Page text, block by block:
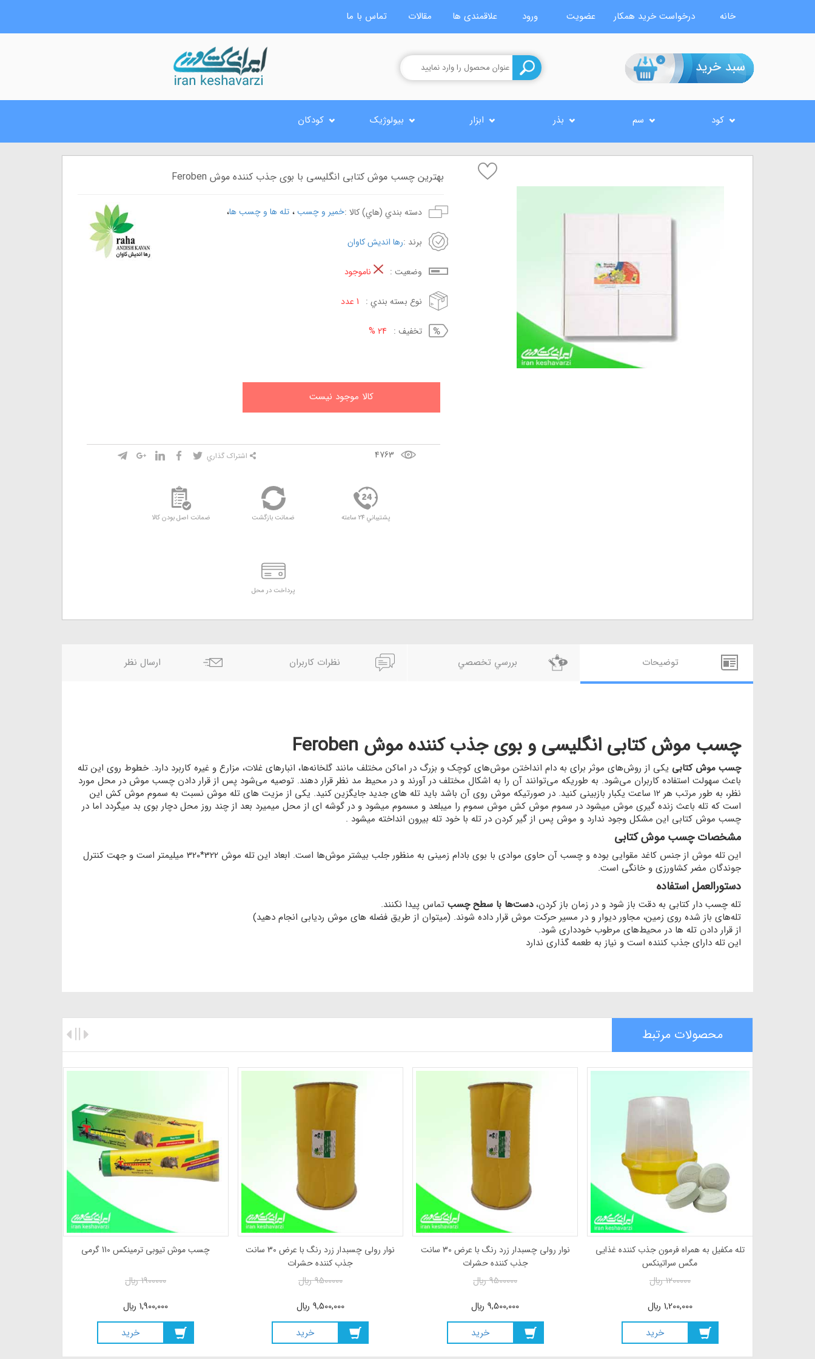
تماس با ما مقالات علاقمندی ها ورود عضویت درخواست خرید همکار خانه
0
کود سم بذر ابزار بیولوژیک کودکان
بهترین چسب موش کتابی انگلیسی با بوی جذب کننده موش Feroben
دسته بندي (هاي) کالا :خمیر و چسب، تله ها و چسب ها،
برند :رها اندیش کاوان
وضعيت : ناموجود
نوع بسته بندي : 1 عدد
تخفيف : 24 %
کالا موجود نيست
4763 اشتراک گذاري
پشتيباني 24 ساعته ضمانت بازگشت ضمانت اصل بودن کالا
پرداخت در محل
توضيحات بررسي تخصصي نظرات کاربران ارسال نظر
چسب موش کتابی انگلیسی و بوی جذب کننده موش Feroben
چسب موش کتابی یکی از روش‌های موثر برای به دام انداختن موش‌های کوچک و بزرگ در اماکن مختلف مانند گلخانه‌ها، انبارهای غلات، مزارع و غیره کاربرد دارد. خطوط روی این تله
باعث سهولت استفاده کاربران می‌شود. به طوریکه می‌توانند آن را به اشکال مختلف در آورند و در محیط مد نظر قرار دهند. توصیه می‌شود پس از قرار دادن چسب موش در محل مورد
نظر، به طور مرتب هر ۱۲ ساعت یکبار بازبینی کنید. در صورتیکه موش روی آن باشد باید تله های جدید جایگزین کنید. یکی از مزیت های تله موش نسبت به سموم موش کش این
است که تله باعث زنده گیری موش میشود در سموم موش کش موش سموم را میبلعد و مسموم میشود و در گوشه ای از محل میمیرد بعد از چند روز محل دچار بوی بد میگردد اما در
چسب موش کتابی این مشکل وجود ندارد و موش پس از گیر کردن در تله با خود تله بیرون انداخته میشود .
مشخصات چسب موش کتابی
این تله موش از جنس کاغد مقوایی بوده و چسب آن حاوی موادی با بوی بادام زمینی به منظور جلب بیشتر موش‌ها است. ابعاد این تله موش 322*320 میلیمتر است و جهت کنترل
جوندگان مضر کشاورزی و خانگی است.
دستورالعمل استفاده
تله چسب دار کتابی به دقت باز شود و در زمان باز کردن،دست‌ها با سطح چسب تماس پیدا نکنند.
تله‌های باز شده روی زمین، مجاور دیوار و در مسیر حرکت موش قرار داده شوند. (میتوان از طریق فضله های موش ردیابی انجام دهید)
از قرار دادن تله ها در محیط‌های مرطوب خودداری شود.
این تله دارای جذب کننده است و نیاز به طعمه گذاری ندارد
محصولات مرتبط
چسب موش تیوبی ترمینکس 110 گرمی
1900000ريال
1,900,000ريال
خريد
نوار رولی چسبدار زرد رنگ با عرض 30 سانت
جذب کننده حشرات
9500000ريال
9,500,000 ريال
خريد
نوار رولی چسبدار زرد رنگ با عرض 30 سانت
جذب کننده حشرات
9500000ريال
9,500,000ريال
خريد
تله مکفیل به همراه فرمون جذب کننده غذایی
مگس سراتینکس
1200000ريال
1,200,000 ريال
خريد